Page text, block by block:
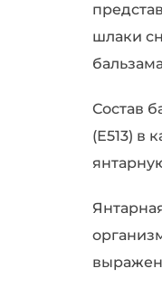
шлаки
Состав
(Е513) в